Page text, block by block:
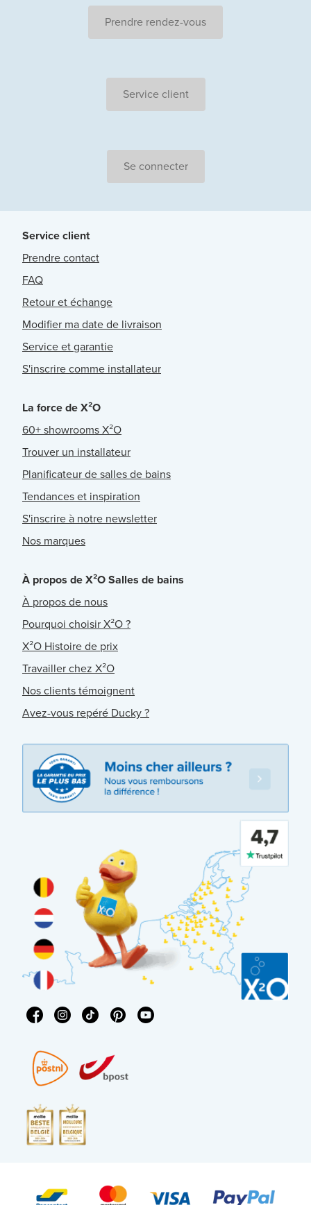
Prendre rendez-vous
Service client
Se connecter
Service client
Prendre contact
FAQ
Retour et échange
Modifier ma date de livraison
Service et garantie
S'inscrire comme installateur
La force de X²O
60+ showrooms X²O
Trouver un installateur
Planificateur de salles de bains
Tendances et inspiration
S'inscrire à notre newsletter
Nos marques
À propos de X²O Salles de bains
À propos de nous
Pourquoi choisir X²O ?
X²O Histoire de prix
Travailler chez X²O
Nos clients témoignent
Avez-vous repéré Ducky ?